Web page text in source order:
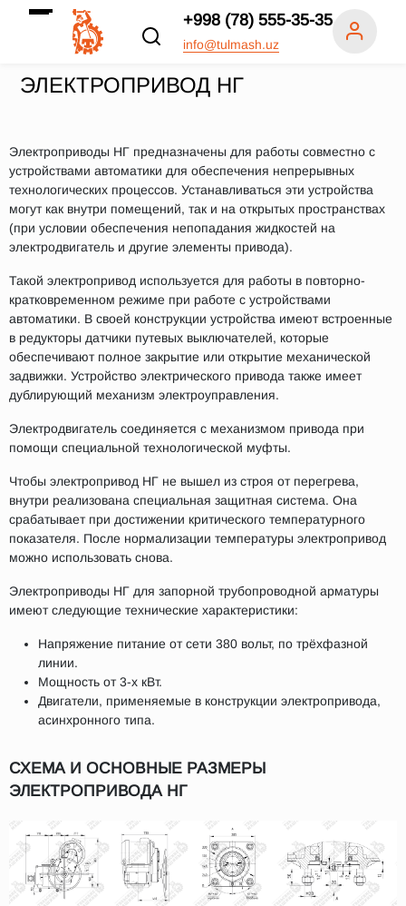
+998 (78) 555-35-35
info@tulmash.uz
ЭЛЕКТРОПРИВОД НГ
Электроприводы НГ предназначены для работы совместно с
устройствами автоматики для обеспечения непрерывных
технологических процессов. Устанавливаться эти устройства
могут как внутри помещений, так и на открытых пространствах
(при условии обеспечения непопадания жидкостей на
электродвигатель и другие элементы привода).
Такой электропривод используется для работы в повторно-
кратковременном режиме при работе с устройствами
автоматики. В своей конструкции устройства имеют встроенные
в редукторы датчики путевых выключателей, которые
обеспечивают полное закрытие или открытие механической
задвижки. Устройство электрического привода также имеет
дублирующий механизм электроуправления.
Электродвигатель соединяется с механизмом привода при
помощи специальной технологической муфты.
Чтобы электропривод НГ не вышел из строя от перегрева,
внутри реализована специальная защитная система. Она
срабатывает при достижении критического температурного
показателя. После нормализации температуры электропривод
можно использовать снова.
Электроприводы НГ для запорной трубопроводной арматуры
имеют следующие технические характеристики:
Напряжение питание от сети 380 вольт, по трёхфазной
линии.
Мощность от 3-х кВт.
Двигатели, применяемые в конструкции электропривода,
асинхронного типа.
СХЕМА И ОСНОВНЫЕ РАЗМЕРЫ
ЭЛЕКТРОПРИВОДА НГ